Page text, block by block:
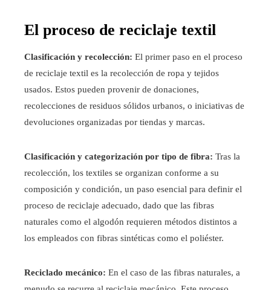
El proceso de reciclaje textil
Clasificación y recolección: El primer paso en el proceso
de reciclaje textil es la recolección de ropa y tejidos
usados. Estos pueden provenir de donaciones,
recolecciones de residuos sólidos urbanos, o iniciativas de
devoluciones organizadas por tiendas y marcas.
Clasificación y categorización por tipo de fibra: Tras la
recolección, los textiles se organizan conforme a su
composición y condición, un paso esencial para definir el
proceso de reciclaje adecuado, dado que las fibras
naturales como el algodón requieren métodos distintos a
los empleados con fibras sintéticas como el poliéster.
Reciclado mecánico: En el caso de las fibras naturales, a